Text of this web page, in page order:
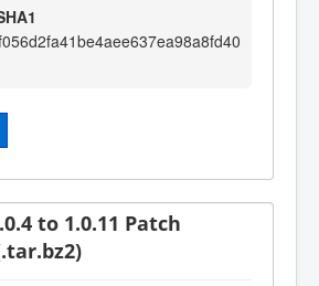
to 1.0.11 Patch